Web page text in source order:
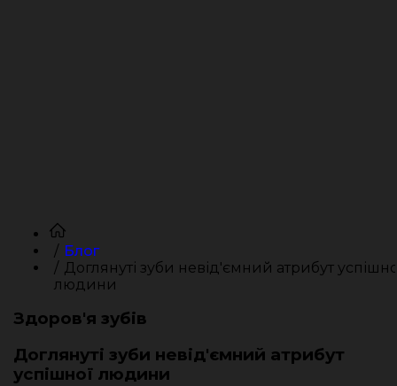
Блог
Доглянуті зуби невід'ємний атрибут
людини
Здоров'я зубів
Доглянуті зуби невід'ємний атрибут
успішної людини